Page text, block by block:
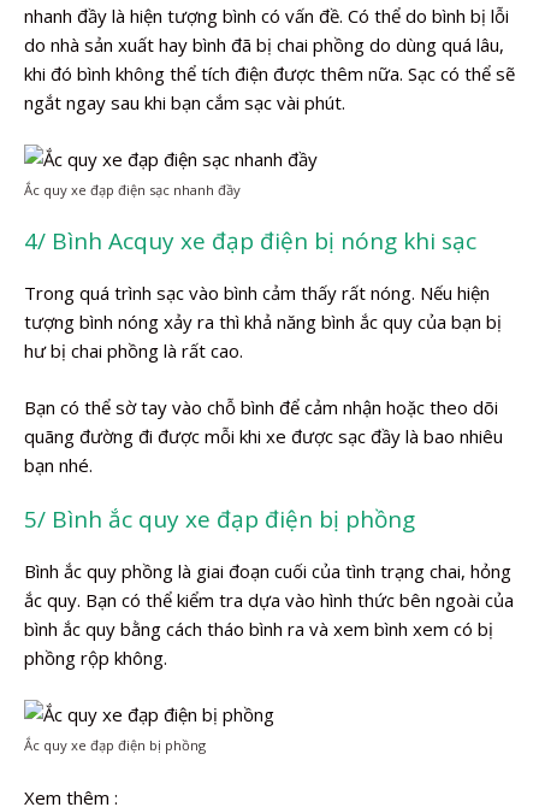
nhanh đầy là hiện tượng bình có vấn đề. Có thể do bình bị lỗi
do nhà sản xuất hay bình đã bị chai phồng do dùng quá lâu,
khi đó bình không thể tích điện được thêm nữa. Sạc có thể sẽ
ngắt ngay sau khi bạn cắm sạc vài phút.
Ắc quy xe đạp điện sạc nhanh đầy
4/ Bình Acquy xe đạp điện bị nóng khi sạc
Trong quá trình sạc vào bình cảm thấy rất nóng. Nếu hiện
tượng bình nóng xảy ra thì khả năng bình ắc quy của bạn bị
hư bị chai phồng là rất cao.
Bạn có thể sờ tay vào chỗ bình để cảm nhận hoặc theo dõi
quãng đường đi được mỗi khi xe được sạc đầy là bao nhiêu
bạn nhé.
5/ Bình ắc quy xe đạp điện bị phồng
Bình ắc quy phồng là giai đoạn cuối của tình trạng chai, hỏng
ắc quy. Bạn có thể kiểm tra dựa vào hình thức bên ngoài của
bình ắc quy bằng cách tháo bình ra và xem bình xem có bị
phồng rộp không.
Ắc quy xe đạp điện bị phồng
Xem thêm :